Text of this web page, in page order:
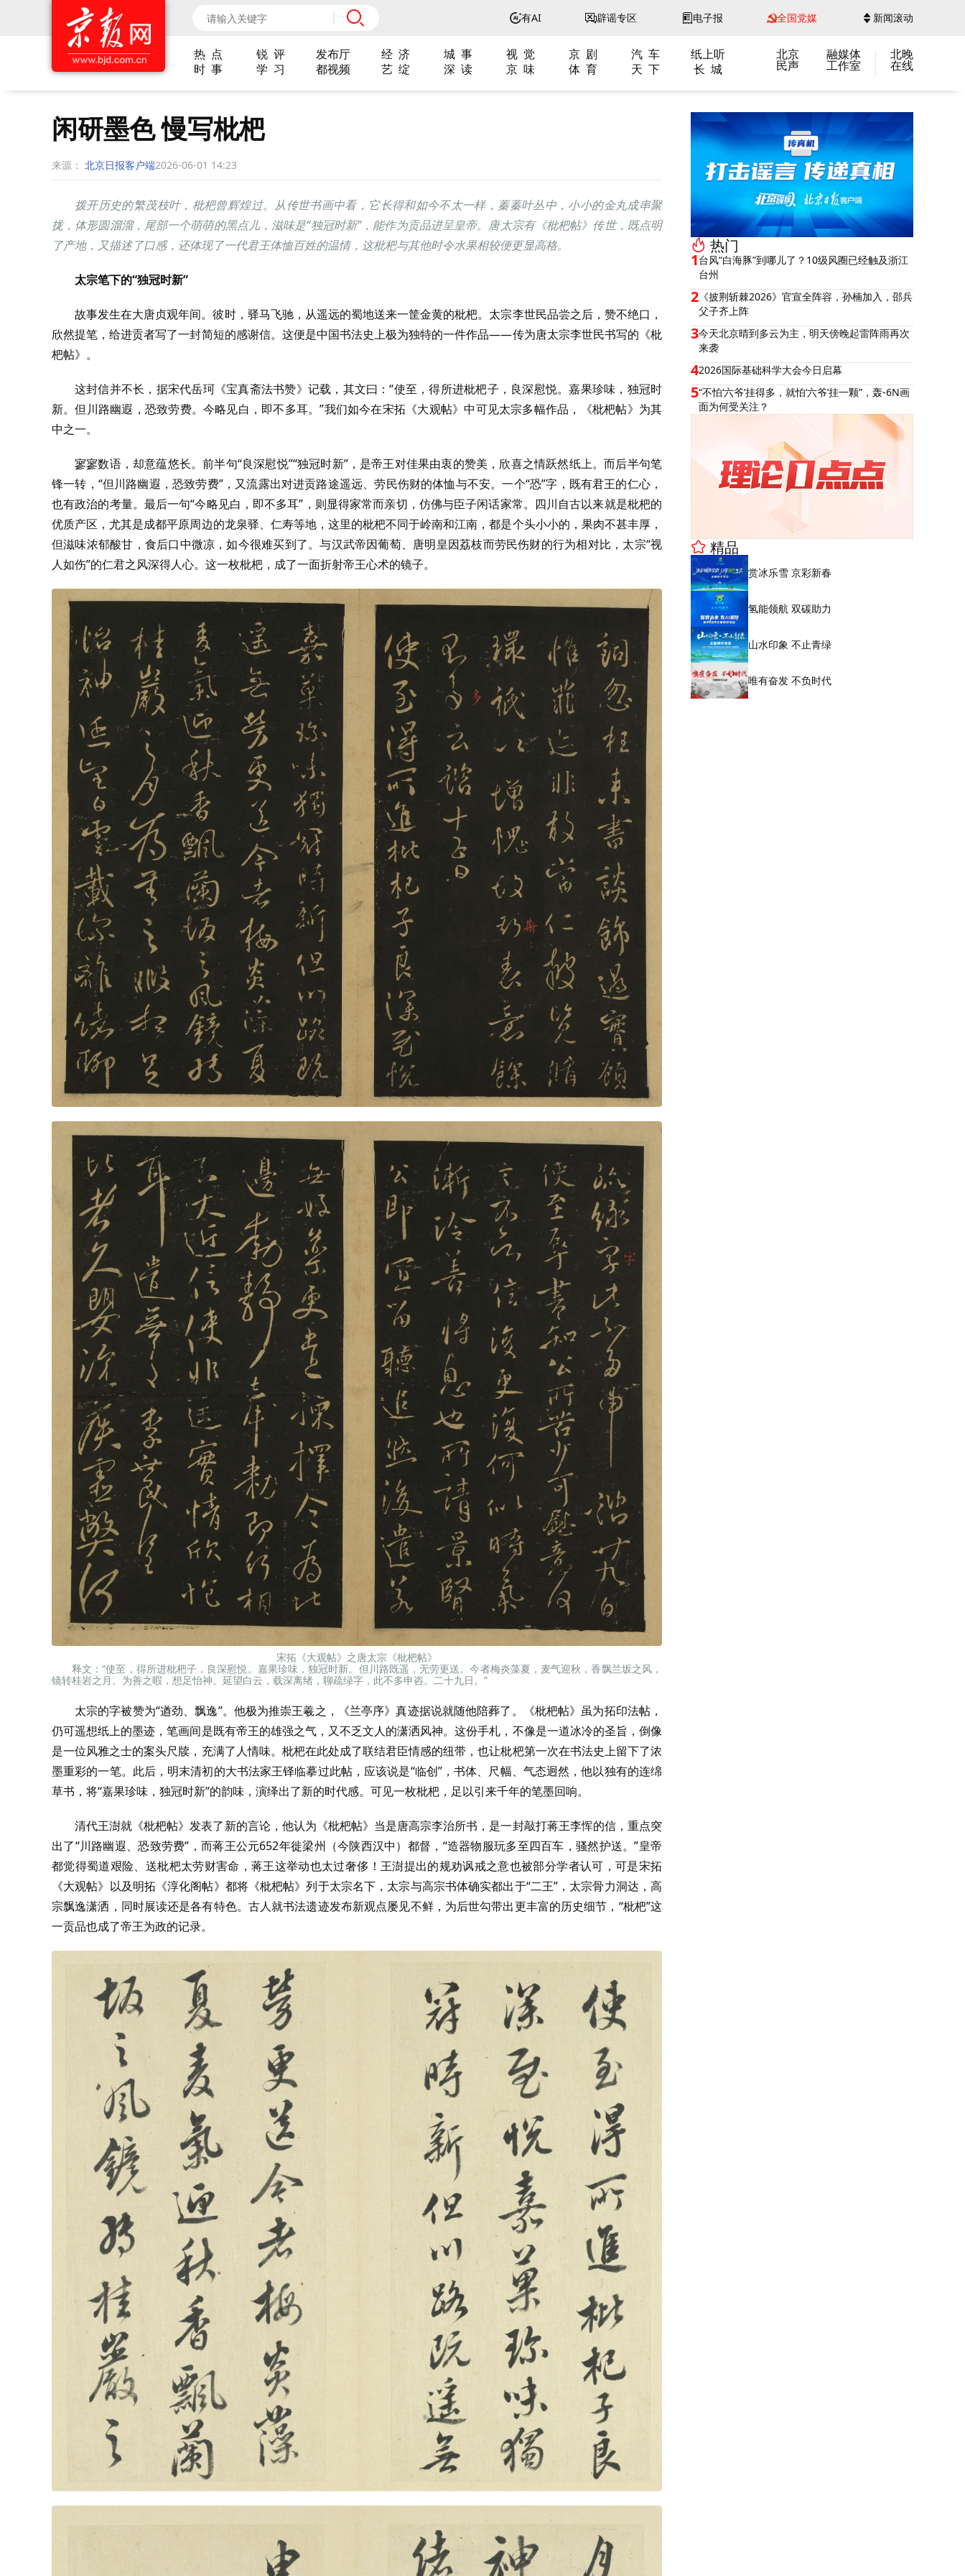
有AI 辟谣专区 电子报 全国党媒 新闻滚动
热 点 锐 评 发布厅 经 济 城 事 视 觉 京 剧 汽 车
纸上听
时 事
学 习 都视频 艺 绽 深 读 京 味 体 育 天 下 长 城
北京
民声
融媒体
工作室
北晚
在线
闲研墨色 慢写枇杷
来源： 北京日报客户端2026-06-01 14:23
拨开历史的繁茂枝叶，枇杷曾辉煌过。从传世书画中看，它长得和如今不太一样，蓁蓁叶丛中，小小的金丸成串聚
拢，体形圆溜溜，尾部一个萌萌的黑点儿，滋味是“独冠时新”，能作为贡品进呈皇帝。唐太宗有《枇杷帖》传世，既点明
了产地，又描述了口感，还体现了一代君王体恤百姓的温情，这枇杷与其他时令水果相较便更显高格。
太宗笔下的“独冠时新”
故事发生在大唐贞观年间。彼时，驿马飞驰，从遥远的蜀地送来一筐金黄的枇杷。太宗李世民品尝之后，赞不绝口，
欣然提笔，给进贡者写了一封简短的感谢信。这便是中国书法史上极为独特的一件作品——传为唐太宗李世民书写的《枇
杷帖》。
这封信并不长，据宋代岳珂《宝真斋法书赞》记载，其文曰：“使至，得所进枇杷子，良深慰悦。嘉果珍味，独冠时
新。但川路幽遐，恐致劳费。今略见白，即不多耳。”我们如今在宋拓《大观帖》中可见太宗多幅作品，《枇杷帖》为其
中之一。
寥寥数语，却意蕴悠长。前半句“良深慰悦”“独冠时新”，是帝王对佳果由衷的赞美，欣喜之情跃然纸上。而后半句笔
锋一转，“但川路幽遐，恐致劳费”，又流露出对进贡路途遥远、劳民伤财的体恤与不安。一个“恐”字，既有君王的仁心，
也有政治的考量。最后一句“今略见白，即不多耳”，则显得家常而亲切，仿佛与臣子闲话家常。四川自古以来就是枇杷的
优质产区，尤其是成都平原周边的龙泉驿、仁寿等地，这里的枇杷不同于岭南和江南，都是个头小小的，果肉不甚丰厚，
但滋味浓郁酸甘，食后口中微凉，如今很难买到了。与汉武帝因葡萄、唐明皇因荔枝而劳民伤财的行为相对比，太宗“视
人如伤”的仁君之风深得人心。这一枚枇杷，成了一面折射帝王心术的镜子。
宋拓《大观帖》之唐太宗《枇杷帖》
释文：“使至，得所进枇杷子，良深慰悦。嘉果珍味，独冠时新。但川路既遥，无劳更送。今者梅炎藻夏，麦气迎秋，香飘兰坂之风，
镜转桂岩之月。为善之暇，想足怡神。延望白云，载深离绪，聊疏绿字，此不多申咨。二十九日。”
太宗的字被赞为“遒劲、飘逸”。他极为推崇王羲之，《兰亭序》真迹据说就随他陪葬了。《枇杷帖》虽为拓印法帖，
仍可遥想纸上的墨迹，笔画间是既有帝王的雄强之气，又不乏文人的潇洒风神。这份手札，不像是一道冰冷的圣旨，倒像
是一位风雅之士的案头尺牍，充满了人情味。枇杷在此处成了联结君臣情感的纽带，也让枇杷第一次在书法史上留下了浓
墨重彩的一笔。此后，明末清初的大书法家王铎临摹过此帖，应该说是“临创”，书体、尺幅、气态迥然，他以独有的连绵
草书，将“嘉果珍味，独冠时新”的韵味，演绎出了新的时代感。可见一枚枇杷，足以引来千年的笔墨回响。
清代王澍就《枇杷帖》发表了新的言论，他认为《枇杷帖》当是唐高宗李治所书，是一封敲打蒋王李恽的信，重点突
出了“川路幽遐、恐致劳费”，而蒋王公元652年徙梁州（今陕西汉中）都督，“造器物服玩多至四百车，骚然护送。”皇帝
都觉得蜀道艰险、送枇杷太劳财害命，蒋王这举动也太过奢侈！王澍提出的规劝讽戒之意也被部分学者认可，可是宋拓
《大观帖》以及明拓《淳化阁帖》都将《枇杷帖》列于太宗名下，太宗与高宗书体确实都出于“二王”，太宗骨力洞达，高
宗飘逸潇洒，同时展读还是各有特色。古人就书法遗迹发布新观点屡见不鲜，为后世勾带出更丰富的历史细节，“枇杷”这
一贡品也成了帝王为政的记录。
热门
1台风“白海豚”到哪儿了？10级风圈已经触及浙江
台州
2 《披荆斩棘2026》官宣全阵容，孙楠加入，邵兵
父子齐上阵
3今天北京晴到多云为主，明天傍晚起雷阵雨再次
来袭
42026国际基础科学大会今日启幕
5“不怕‘六爷’挂得多，就怕‘六爷’挂一颗”，轰-6N画
面为何受关注？
精品
赏冰乐雪 京彩新春
氢能领航 双碳助力
山水印象 不止青绿
唯有奋发 不负时代